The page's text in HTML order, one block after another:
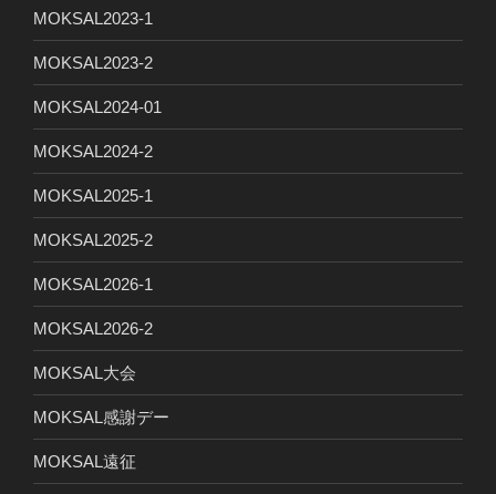
MOKSAL2023-1
MOKSAL2023-2
MOKSAL2024-01
MOKSAL2024-2
MOKSAL2025-1
MOKSAL2025-2
MOKSAL2026-1
MOKSAL2026-2
MOKSAL大会
MOKSAL感謝デー
MOKSAL遠征